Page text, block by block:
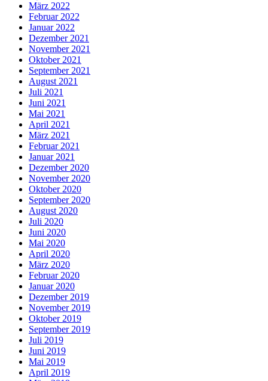
März 2022
Februar 2022
Januar 2022
Dezember 2021
November 2021
Oktober 2021
September 2021
August 2021
Juli 2021
Juni 2021
Mai 2021
April 2021
März 2021
Februar 2021
Januar 2021
Dezember 2020
November 2020
Oktober 2020
September 2020
August 2020
Juli 2020
Juni 2020
Mai 2020
April 2020
März 2020
Februar 2020
Januar 2020
Dezember 2019
November 2019
Oktober 2019
September 2019
Juli 2019
Juni 2019
Mai 2019
April 2019